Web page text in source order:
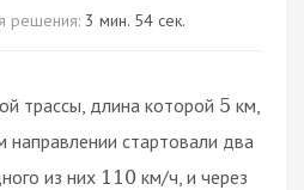
решения: 3 мин. 54 сек.
трассы, длина которой 5 км,
стартовали два
из них 110 км/ч, и через